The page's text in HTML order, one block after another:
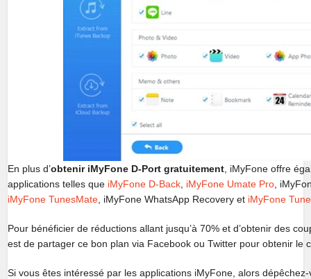
En plus d’obtenir iMyFone D-Port gratuitement , iMyFone offre
applications telles que iMyFone D-Back iMyFone Umate Pro ,
iMyFone TunesMate , iMyFone WhatsApp Recovery et iMyFone
Pour bénéficier de réductions allant jusqu’à 70% et d’obtenir des
est de partager ce bon plan via Facebook ou Twitter pour obtenir le
Si vous êtes intéressé par les applications iMyFone, alors